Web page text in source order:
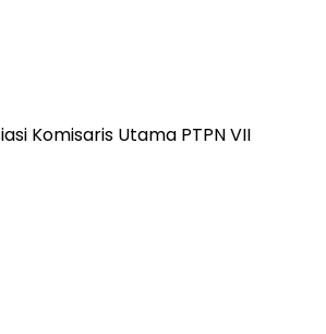
Komisaris Utama PTPN VII